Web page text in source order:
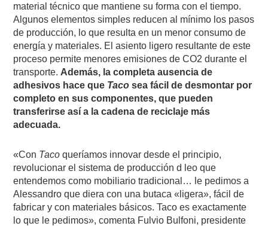
material técnico que mantiene su forma con el tiempo.
Algunos elementos simples reducen al mínimo los pasos
de producción, lo que resulta en un menor consumo de
energía y materiales. El asiento ligero resultante de este
proceso permite menores emisiones de CO2 durante el
transporte. Además, la completa ausencia de
adhesivos hace que Taco sea fácil de desmontar por
completo en sus componentes, que pueden
transferirse así a la cadena de reciclaje más
adecuada.
«Con Taco queríamos innovar desde el principio,
revolucionar el sistema de producción d leo que
entendemos como mobiliario tradicional… le pedimos a
Alessandro que diera con una butaca «ligera», fácil de
fabricar y con materiales básicos. Taco es exactamente
lo que le pedimos», comenta Fulvio Bulfoni, presidente